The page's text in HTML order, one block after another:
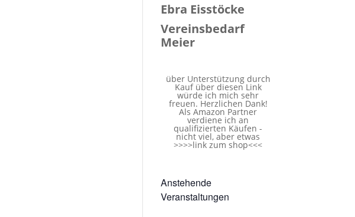
Ebra Eisstöcke
Vereinsbedarf
Meier
über Unterstützung durch
Kauf über diesen Link
würde ich mich sehr
freuen. Herzlichen Dank!
Als Amazon Partner
verdiene ich an
qualifizierten Käufen -
nicht viel, aber etwas
>>>>link zum shop<<<
Anstehende
Veranstaltungen